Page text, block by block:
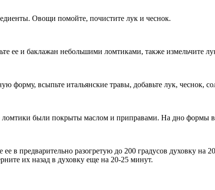
Овощи помойте, почистите лук и чеснок.
ее и баклажан небольшими ломтиками, также измельчите
форму, всыпьте итальянские травы, добавьте лук, чеснок,
ломтики были покрыты маслом и приправами. На дно формы
в предварительно разогретую до 200 градусов духовку
их назад в духовку еще на 20-25 минут.